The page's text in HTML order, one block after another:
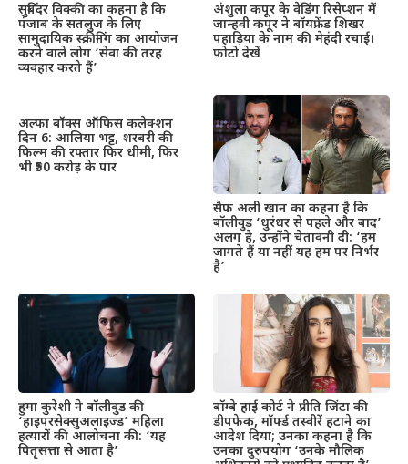
सुबिंदर विक्की का कहना है कि
पंजाब के सतलुज के लिए
सामुदायिक स्क्रीनिंग का आयोजन
करने वाले लोग ‘सेवा की तरह
व्यवहार करते हैं’
अंशुला कपूर के वेडिंग रिसेप्शन में
जान्हवी कपूर ने बॉयफ्रेंड शिखर
पहाड़िया के नाम की मेहंदी रचाई।
फ़ोटो देखें
अल्फा बॉक्स ऑफिस कलेक्शन
दिन 6: आलिया भट्ट, शरबरी की
फिल्म की रफ्तार फिर धीमी, फिर
भी ₹50 करोड़ के पार
सैफ अली खान का कहना है कि
बॉलीवुड ‘धुरंधर से पहले और बाद’
अलग है, उन्होंने चेतावनी दी: ‘हम
जागते हैं या नहीं यह हम पर निर्भर
है’
हुमा कुरेशी ने बॉलीवुड की
‘हाइपरसेक्सुअलाइज्ड’ महिला
हत्यारों की आलोचना की: ‘यह
पितृसत्ता से आता है’
बॉम्बे हाई कोर्ट ने प्रीति जिंटा की
डीपफेक, मॉर्फ्ड तस्वीरें हटाने का
आदेश दिया; उनका कहना है कि
उनका दुरुपयोग ‘उनके मौलिक